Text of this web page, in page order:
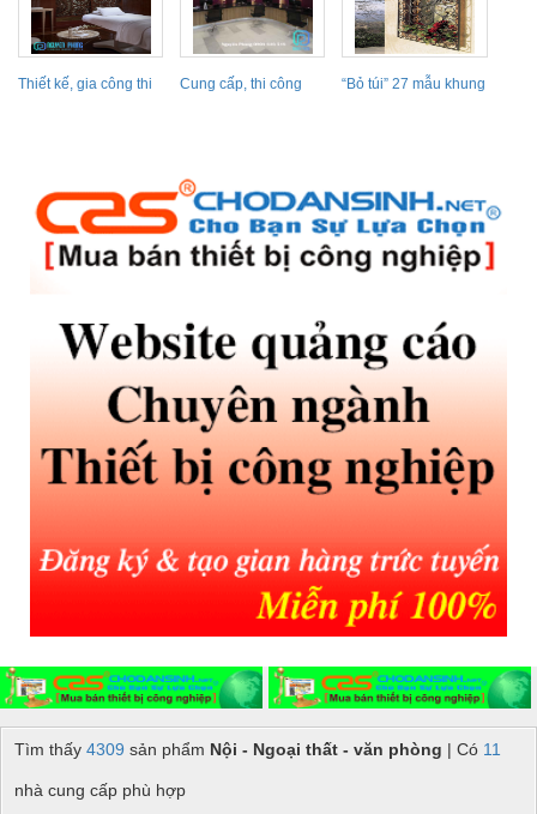
Thiết kế, gia công thi
Cung cấp, thi công
“Bỏ túi” 27 mẫu khung
Tìm thấy 4309 sản phẩm Nội - Ngoại thất - văn phòng | Có 11
nhà cung cấp phù hợp